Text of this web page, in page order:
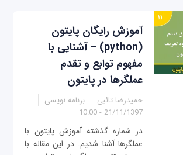
آموزش رایگان پایتون
(python) – آشنایی با
مفهوم توابع و تقدم
عملگرها در پایتون
حمیدرضا تائبی
برنامه نویسی
21/11/1397 - 10:00
در شماره گذشته آموزش پایتون با
عملگرها آشنا شدیم. در این مقاله با